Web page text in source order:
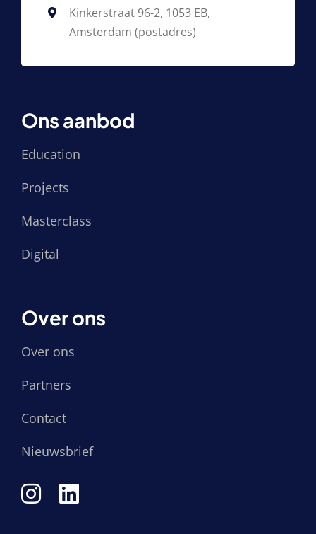
Kinkerstraat 96-2, 1053 EB,
Amsterdam (postadres)
Ons aanbod
Education
Projects
Masterclass
Digital
Over ons
Over ons
Partners
Contact
Nieuwsbrief